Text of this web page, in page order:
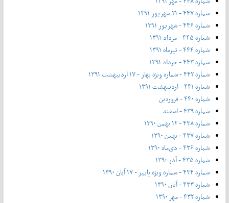
شماره ۴۴۷ - ۲۱ شهریور ۱۳۹۱
شماره ۴۴۶ - شهریور ۱۳۹۱
شماره ۴۴۵ - مرداد ۱۳۹۱
شماره ۴۴۴ - تیر‌ماه ۱۳۹۱
شماره ۴۴۳ - خرداد ۱۳۹۱
شماره ۴۴۲ - شماره ویژه بهار - ۱۷ اردیبهشت ۱۳۹۱
شماره ۴۴۱ - اردیبهشت ۱۳۹۱
شماره ۴۴۰ - فروردین
شماره ۴۳۹ - اسفند
شماره ۴۳۸ - ۱۲ بهمن ۱۳۹۰
شماره ۴۳۷ - بهمن ۱۳۹۰
شماره ۴۳۶ - دی‌ماه ۱۳۹۰
شماره ۴۳۵ - آذر ۱۳۹۰
شماره ۴۳۴ - شماره ویژه پاییز - ۱۷ آبان ۱۳۹۰
شماره ۴۳۳ - آبان ۱۳۹۰
شماره ۴۳۲ - مهر ۱۳۹۰